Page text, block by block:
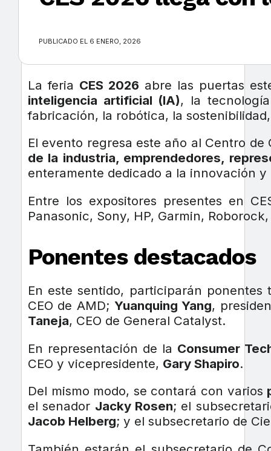
PUBLICADO EL 6 ENERO, 2026
La feria CES 2026 abre las puertas
inteligencia artificial (IA), la
fabricación, la robótica, la
El evento regresa este año al Centro
de la industria, emprendedores,
enteramente dedicado a la innovación
Entre los expositores presentes en
Panasonic, Sony, HP, Garmin,
Ponentes destacados
En este sentido, participarán
CEO de AMD; Yuanquing Yang,
Taneja, CEO de General Catalyst.
En representación de la Consumer
CEO y vicepresidente, Gary Shapiro.
Del mismo modo, se contará con varios
el senador Jacky Rosen; el
Jacob Helberg; y el subsecretario de